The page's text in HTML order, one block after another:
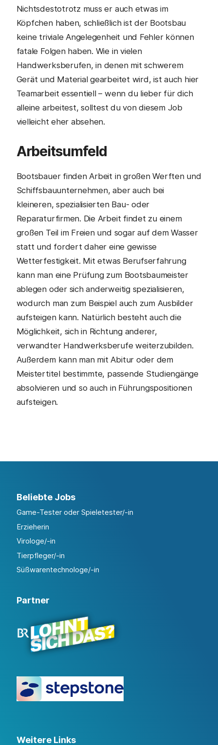
Nichtsdestotrotz muss er auch etwas im
Köpfchen haben, schließlich ist der Bootsbau
keine triviale Angelegenheit und Fehler können
fatale Folgen haben. Wie in vielen
Handwerksberufen, in denen mit schwerem
Gerät und Material gearbeitet wird, ist auch hier
Teamarbeit essentiell – wenn du lieber für dich
alleine arbeitest, solltest du von diesem Job
vielleicht eher absehen.
Arbeitsumfeld
Bootsbauer finden Arbeit in großen Werften und
Schiffsbauunternehmen, aber auch bei
kleineren, spezialisierten Bau- oder
Reparaturfirmen. Die Arbeit findet zu einem
großen Teil im Freien und sogar auf dem Wasser
statt und fordert daher eine gewisse
Wetterfestigkeit. Mit etwas Berufserfahrung
kann man eine Prüfung zum Bootsbaumeister
ablegen oder sich anderweitig spezialisieren,
wodurch man zum Beispiel auch zum Ausbilder
aufsteigen kann. Natürlich besteht auch die
Möglichkeit, sich in Richtung anderer,
verwandter Handwerksberufe weiterzubilden.
Außerdem kann man mit Abitur oder dem
Meistertitel bestimmte, passende Studiengänge
absolvieren und so auch in Führungspositionen
aufsteigen.
Beliebte Jobs
Game-Tester oder Spieletester/-in
Erzieherin
Virologe/-in
Tierpfleger/-in
Süßwarentechnologe/-in
Partner
Weitere Links